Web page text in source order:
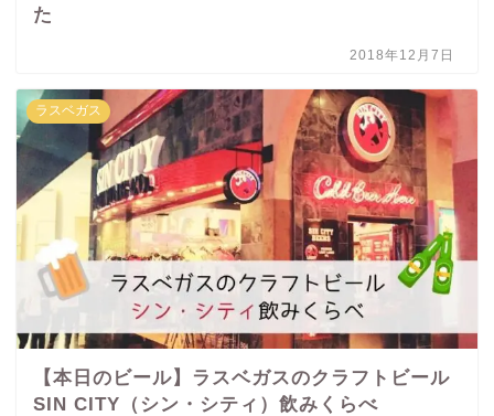
た
2018年12月7日
ラスベガス
【本日のビール】ラスベガスのクラフトビール
SIN CITY（シン・シティ）飲みくらべ